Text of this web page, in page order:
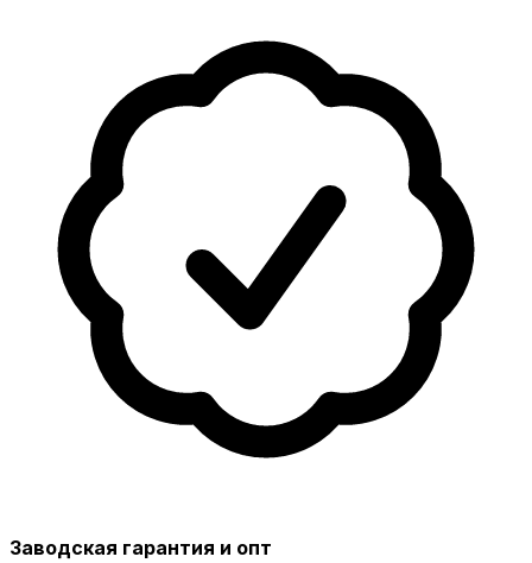
Заводская гарантия и опт